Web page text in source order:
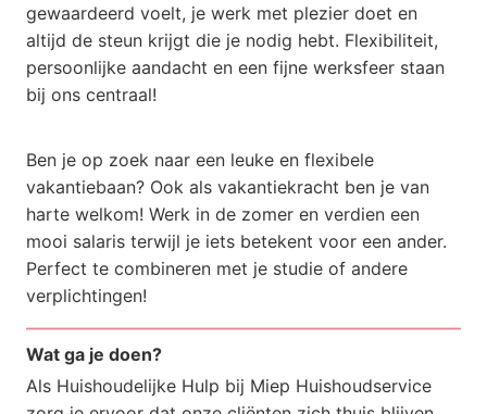
gewaardeerd voelt, je werk met plezier doet en
altijd de steun krijgt die je nodig hebt. Flexibiliteit,
persoonlijke aandacht en een fijne werksfeer staan
bij ons centraal!
Ben je op zoek naar een leuke en flexibele
vakantiebaan? Ook als vakantiekracht ben je van
harte welkom! Werk in de zomer en verdien een
mooi salaris terwijl je iets betekent voor een ander.
Perfect te combineren met je studie of andere
verplichtingen!
Wat ga je doen?
Als Huishoudelijke Hulp bij Miep Huishoudservice